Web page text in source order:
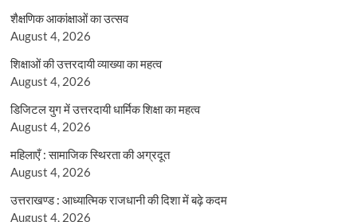
शैक्षणिक आकांक्षाओं का उत्सव
August 4, 2026
शिक्षाओं की उत्तरदायी व्याख्या का महत्व
August 4, 2026
डिजिटल युग में उत्तरदायी धार्मिक शिक्षा का महत्व
August 4, 2026
महिलाएँ : सामाजिक स्थिरता की अग्रदूत
August 4, 2026
उत्तराखण्ड : आध्यात्मिक राजधानी की दिशा में बढ़े कदम
August 4, 2026